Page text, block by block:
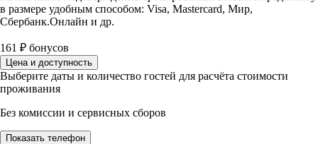
в размере удобным способом: Visa, Mastercard, Мир,
Сбербанк.Онлайн и др.
161 ₽ бонусов
Цена и доступность
Выберите даты и количество гостей для расчёта стоимости
проживания
Без комиссии и сервисных сборов
Показать телефон